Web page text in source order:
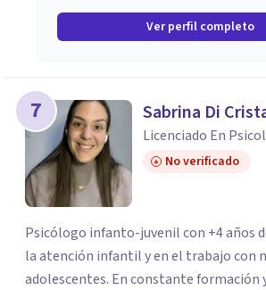
Ver perfil completo
7 Sabrina Di
Licenciado En
No verificado
Psicólogo infanto-juvenil con +4 años
la atención infantil y en el trabajo con
adolescentes. En constante formación